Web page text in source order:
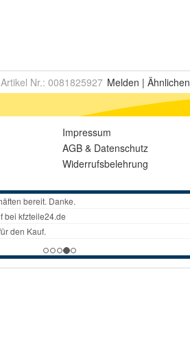
Artikel Nr.: 0081825927 Melden | Ähnlichen
Impressum
AGB & Datenschutz
Widerrufsbelehrung